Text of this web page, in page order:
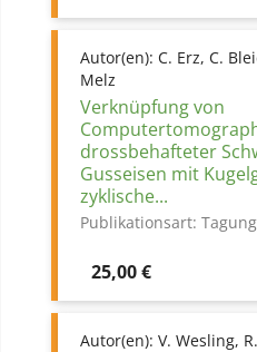
Autor(en): C. Erz, C.
Melz
Verknüpfung von
drossbehafteter
Gusseisen mit
zyklische...
Publikationsart:
Preis
25,00 €
Autor(en): V. Wesling,